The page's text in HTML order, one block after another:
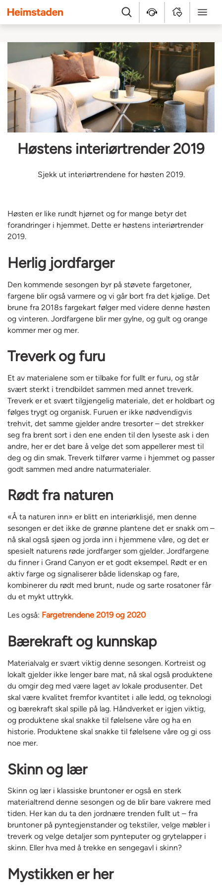
Heimstaden
Søk HjelpesenterMyHomeMeny
Høstens interiørtrender 2019
Sjekk ut interiørtrendene for høsten 2019.
Høsten er like rundt hjørnet og for mange betyr det
forandringer i hjemmet. Dette er høstens interiørtrender
2019.
Herlig jordfarger
Den kommende sesongen byr på støvete fargetoner,
fargene blir også varmere og vi går bort fra det kjølige. Det
brune fra 2018s fargekart følger med videre denne høsten
og vinteren. Jordfargene blir mer gylne, og gult og orange
kommer mer og mer.
Treverk og furu
Et av materialene som er tilbake for fullt er furu, og står
svært sterkt i trendbildet sammen med annet treverk.
Treverk er et svært tilgjengelig materiale, det er holdbart og
følges trygt og organisk. Furuen er ikke nødvendigvis
trehvit, det samme gjelder andre tresorter – det strekker
seg fra brent sort i den ene enden til den lyseste ask i den
andre, her er det bare å velge det som appellerer mest til
deg og din smak. Treverk tilfører varme i hjemmet og passer
godt sammen med andre naturmaterialer.
Rødt fra naturen
«Å ta naturen inn» er blitt en interiørklisjé, men denne
sesongen er det ikke de grønne plantene det er snakk om –
nå skal også sjøen og jorda inn i hjemmene våre, og det er
spesielt naturens røde jordfarger som gjelder. Jordfargene
du finner i Grand Canyon er et godt eksempel. Rødt er en
aktiv farge og signaliserer både lidenskap og fare,
kombinerer du rødt med brunt, nude og sarte rosatoner får
du et mykt uttrykk.
Les også: Fargetrendene 2019 og 2020
Bærekraft og kunnskap
Materialvalg er svært viktig denne sesongen. Kortreist og
lokalt gjelder ikke lenger bare mat, nå skal også produktene
du omgir deg med være laget av lokale produsenter. Det
skal være kvalitet fremfor kvantitet i alle ledd, og teknologi
og bærekraft skal spille på lag. Håndverket er igjen viktig,
og produktene skal snakke til følelsene våre og ha en
historie. Produktene skal snakke til følelsene våre og gi oss
noe mer.
Skinn og lær
Skinn og lær i klassiske bruntoner er også en sterk
materialtrend denne sesongen og de blir bare vakrere med
tiden. Her kan du ta den jordnære trenden fullt ut – fra
bruntoner på pyntegjenstander og tekstiler, velge møbler i
treverk og velge detaljer som pynteputer og grytelapper i
skinn. Eller hva med å trekke en sengegavl i skinn?
Mystikken er her